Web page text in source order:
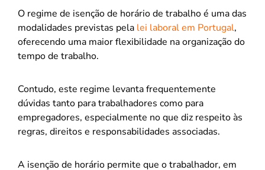
O regime de isenção de horário de trabalho é uma das
modalidades previstas pela lei laboral em Portugal,
oferecendo uma maior flexibilidade na organização do
tempo de trabalho.
Contudo, este regime levanta frequentemente
dúvidas tanto para trabalhadores como para
empregadores, especialmente no que diz respeito às
regras, direitos e responsabilidades associadas.
A isenção de horário permite que o trabalhador, em